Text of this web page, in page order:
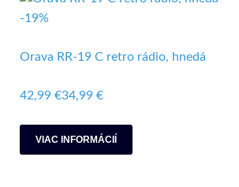
-19%
Orava RR-19 C retro rádio, hnedá
42,99 €34,99 €
VIAC INFORMÁCIÍ